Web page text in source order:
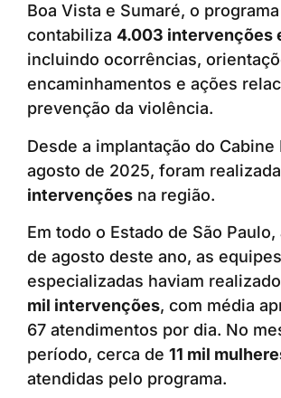
Boa Vista e Sumaré, o
contabiliza 4.003 intervenções
incluindo ocorrências,
encaminhamentos e ações
prevenção da violência.
Desde a implantação do Cabine
agosto de 2025, foram
intervenções na região.
Em todo o Estado de São Paulo,
de agosto deste ano, as equipes
especializadas haviam realizado
mil intervenções, com média
67 atendimentos por dia. No
período, cerca de 11 mil
atendidas pelo programa.